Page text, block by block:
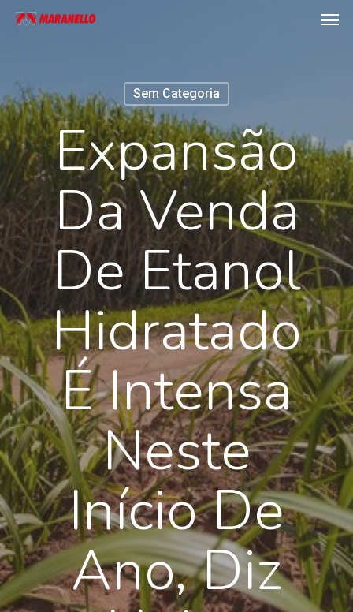
Skip
content
Sem Categoria
Expansão
Da Venda
De Etanol
Hidratado
É Intensa
Neste
Início De
Ano, Diz